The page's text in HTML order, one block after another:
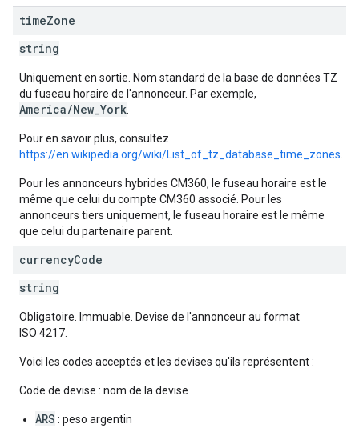
timeZone
string
Uniquement en sortie. Nom standard de la base de données TZ
du fuseau horaire de l'annonceur. Par exemple,
America/New_York
Pour en savoir plus, consultez
https://en.wikipedia.org/wiki/List_of_tz_database_time_zones
Pour les annonceurs hybrides CM360, le fuseau horaire est le
même que celui du compte CM360 associé. Pour les
annonceurs tiers uniquement, le fuseau horaire est le même
que celui du partenaire parent.
currencyCode
string
Obligatoire. Immuable. Devise de l'annonceur au format
ISO 4217.
Voici les codes acceptés et les devises qu'ils représentent :
Code de devise : nom de la devise
ARS : peso argentin